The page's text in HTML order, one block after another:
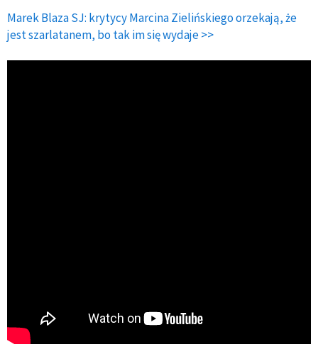
Marek Blaza SJ: krytycy Marcina Zielińskiego orzekają, że
jest szarlatanem, bo tak im się wydaje >>